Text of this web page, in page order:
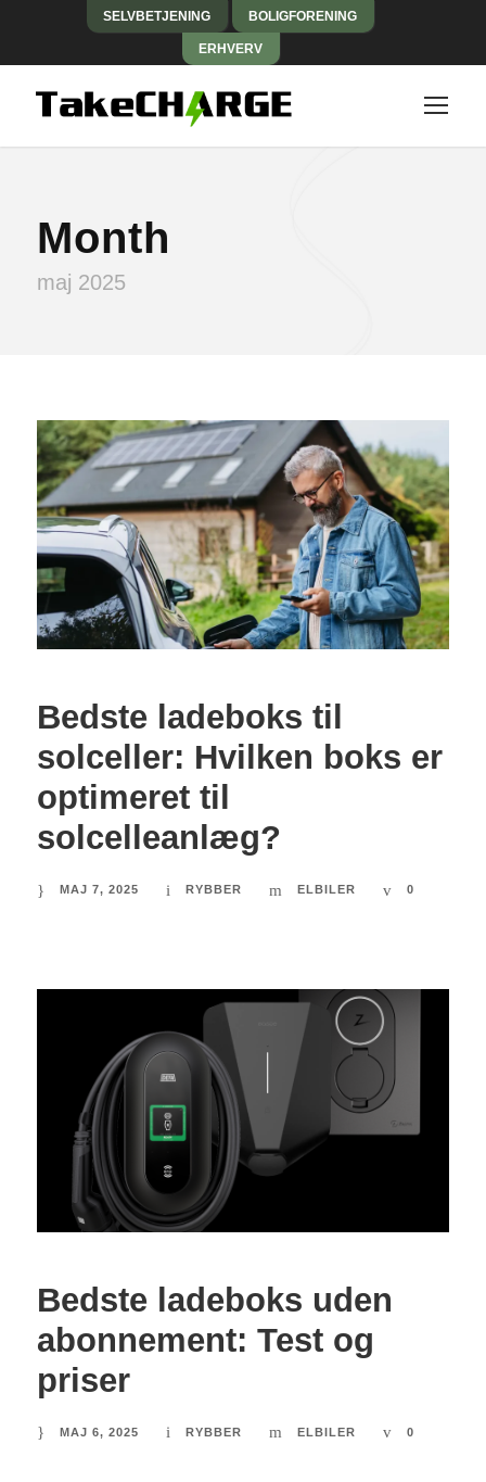
SELVBETJENING BOLIGFORENING
ERHVERV
Month
maj 2025
Bedste ladeboks til
solceller: Hvilken boks er
optimeret til
solcelleanlæg?
MAJ 7, 2025 RYBBER ELBILER 0
Bedste ladeboks uden
abonnement: Test og
priser
MAJ 6, 2025 RYBBER ELBILER 0